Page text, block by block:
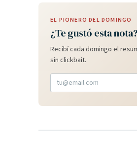
EL PIONERO DEL DOMINGO
¿Te gustó esta nota?
Recibí cada domingo el
sin clickbait.